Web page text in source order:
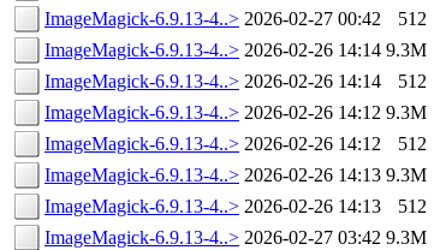
ImageMagick-6.9.13-4..> 2026-02-27 00:42
512
ImageMagick-6.9.13-4..> 2026-02-26 14:14 9.3M
ImageMagick-6.9.13-4..> 2026-02-26 14:14
512
ImageMagick-6.9.13-4..> 2026-02-26 14:12 9.3M
ImageMagick-6.9.13-4..> 2026-02-26 14:12
512
ImageMagick-6.9.13-4..> 2026-02-26 14:13 9.3M
ImageMagick-6.9.13-4..> 2026-02-26 14:13
512
ImageMagick-6.9.13-4..> 2026-02-27 03:42 9.3M